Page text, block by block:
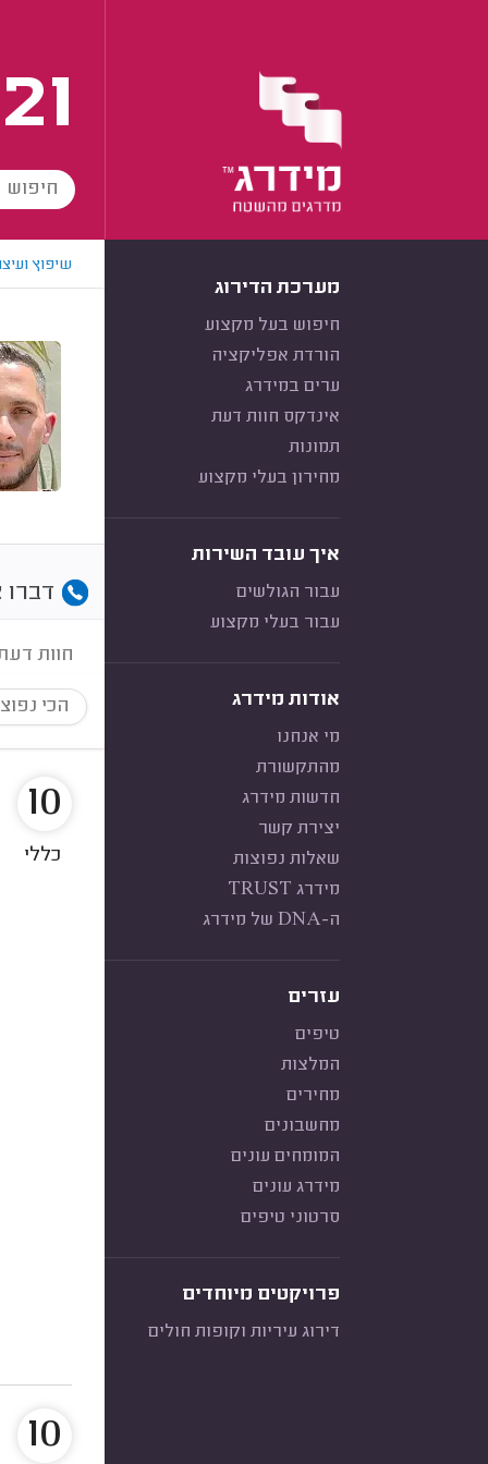
מערכת הדירוג
חיפוש בעל מקצוע
הורדת אפליקציה
ערים במידרג
אינדקס חוות דעת
תמונות
מחירון בעלי מקצוע
איך עובד השירות
עבור הגולשים
עבור בעלי מקצוע
אודות מידרג
מי אנחנו
מהתקשורת
חדשות מידרג
יצירת קשר
שאלות נפוצות
מידרג TRUST
ה-DNA של מידרג
עזרים
טיפים
המלצות
מחירים
מחשבונים
המומחים עונים
מידרג עונים
סרטוני טיפים
פרויקטים מיוחדים
דירוג עיריות וקופות חולים
שיפוץ
דברו
חוות
הכי
10
כללי
10